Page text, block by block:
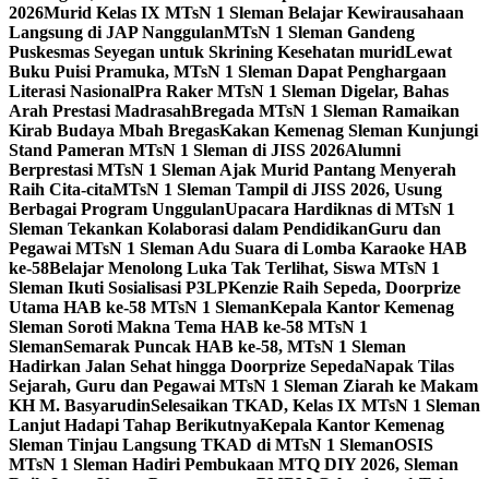
2026Murid Kelas IX MTsN 1 Sleman Belajar Kewirausahaan
Langsung di JAP NanggulanMTsN 1 Sleman Gandeng
Puskesmas Seyegan untuk Skrining Kesehatan muridLewat
Buku Puisi Pramuka, MTsN 1 Sleman Dapat Penghargaan
Literasi NasionalPra Raker MTsN 1 Sleman Digelar, Bahas
Arah Prestasi MadrasahBregada MTsN 1 Sleman Ramaikan
Kirab Budaya Mbah BregasKakan Kemenag Sleman Kunjungi
Stand Pameran MTsN 1 Sleman di JISS 2026Alumni
Berprestasi MTsN 1 Sleman Ajak Murid Pantang Menyerah
Raih Cita-citaMTsN 1 Sleman Tampil di JISS 2026, Usung
Berbagai Program UnggulanUpacara Hardiknas di MTsN 1
Sleman Tekankan Kolaborasi dalam PendidikanGuru dan
Pegawai MTsN 1 Sleman Adu Suara di Lomba Karaoke HAB
ke-58Belajar Menolong Luka Tak Terlihat, Siswa MTsN 1
Sleman Ikuti Sosialisasi P3LPKenzie Raih Sepeda, Doorprize
Utama HAB ke-58 MTsN 1 SlemanKepala Kantor Kemenag
Sleman Soroti Makna Tema HAB ke-58 MTsN 1
SlemanSemarak Puncak HAB ke-58, MTsN 1 Sleman
Hadirkan Jalan Sehat hingga Doorprize SepedaNapak Tilas
Sejarah, Guru dan Pegawai MTsN 1 Sleman Ziarah ke Makam
KH M. BasyarudinSelesaikan TKAD, Kelas IX MTsN 1 Sleman
Lanjut Hadapi Tahap BerikutnyaKepala Kantor Kemenag
Sleman Tinjau Langsung TKAD di MTsN 1 SlemanOSIS
MTsN 1 Sleman Hadiri Pembukaan MTQ DIY 2026, Sleman